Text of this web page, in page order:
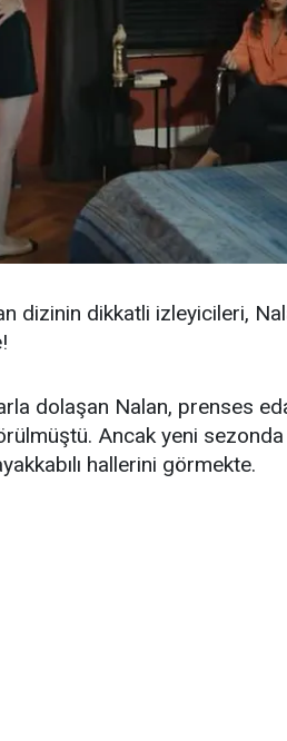
dizinin dikkatli izleyicileri,
dolaşan Nalan, prenses
Ancak yeni sezonda
hallerini görmekte.